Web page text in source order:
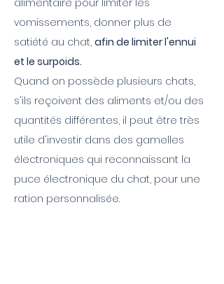
alimentaire pour limiter les
vomissements, donner plus de
satiété au chat, afin de limiter l'ennui
et le surpoids.
Quand on possède plusieurs chats,
s'ils reçoivent des aliments et/ou des
quantités différentes, il peut être très
utile d'investir dans des gamelles
électroniques qui reconnaissant la
puce électronique du chat, pour une
ration personnalisée.